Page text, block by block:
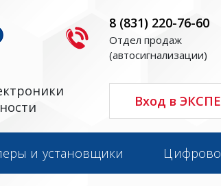
8 (831) 220-76-60
Отдел продаж
(автосигнализации)
Вход в
и установщики